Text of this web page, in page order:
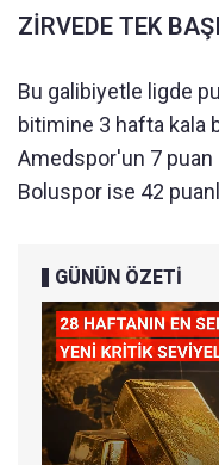
ZİRVEDE TEK
Bu galibiyetle ligde
bitimine 3 hafta kala
Amedspor'un 7 puan
Boluspor ise 42
GÜNÜN ÖZETİ